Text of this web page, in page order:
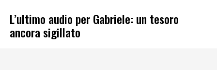
L’ultimo audio per Gabriele: un tesoro
ancora sigillato